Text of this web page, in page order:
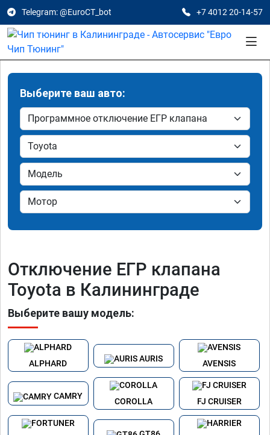
Telegram: @EuroCT_bot +7 4012 20-14-57
Выберите ваш авто:
Отключение ЕГР клапана
Toyota в Калининграде
Выберите вашу модель:
ALPHARD
AURIS
AVENSIS
CAMRY
COROLLA FJ CRUISER